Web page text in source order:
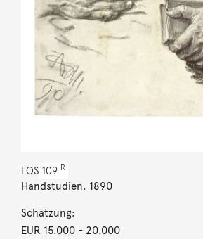
LOS 109 R
Handstudien. 1890
Schätzung:
EUR 15.000- 20.000